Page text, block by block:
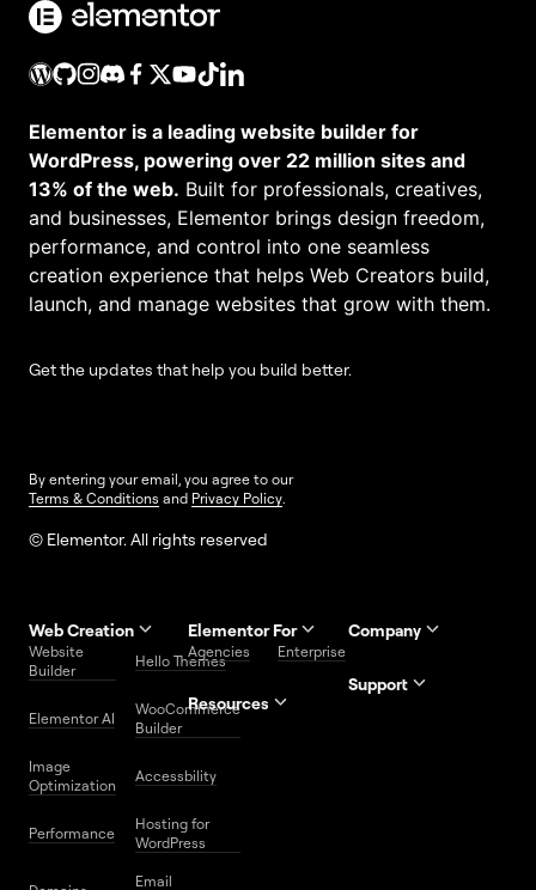
Elementor is a leading website builder for
WordPress, powering over 22 million sites and
13% of the web. Built for professionals, creatives,
and businesses, Elementor brings design freedom,
performance, and control into one seamless
creation experience that helps Web Creators build,
launch, and manage websites that grow with them.
Get the updates that help you build better.
By entering your email, you agree to our
Terms & Conditions and Privacy Policy
© Elementor. All rights reserved
Web Creation
Website
Builder
Hello Themes
Elementor AI
WooCommerce
Builder
Image
Optimization
Accessbility
Performance
Hosting for
WordPress
Email
Elementor For
Agencies Enterprise
Resources
Website
Free
Elementor
Download
Company
Support